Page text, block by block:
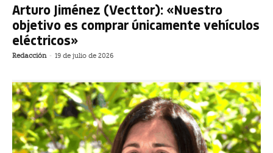
Arturo Jiménez (Vecttor): «Nuestro
objetivo es comprar únicamente vehículos
eléctricos»
Redacción - 19 de julio de 2026